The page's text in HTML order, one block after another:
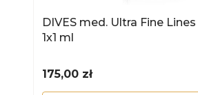
DIVES med. Ultra Fine
1x1 ml
Cena
175,00 zł